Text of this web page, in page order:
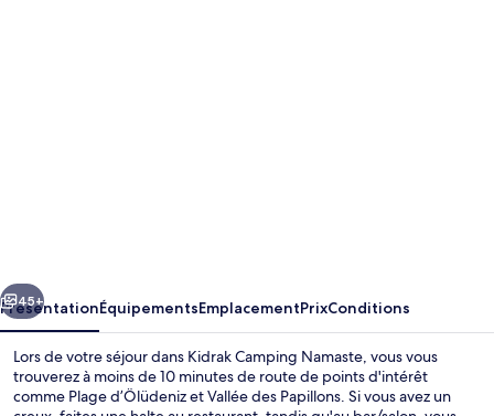
Suivant
45+
PrésentationÉquipementsEmplacementPrixConditions
Lors de votre séjour dans Kidrak Camping Namaste, vous vous
trouverez à moins de 10 minutes de route de points d'intérêt
comme Plage d’Ölüdeniz et Vallée des Papillons. Si vous avez un